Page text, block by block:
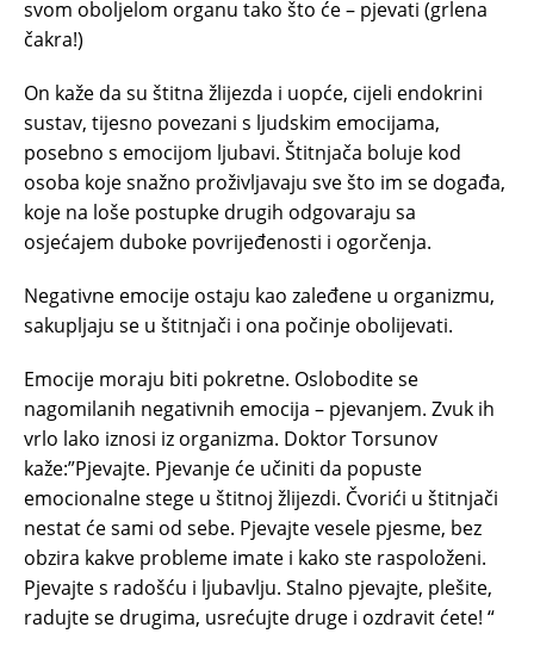
svom oboljelom organu tako što će – pjevati (grlena
čakra!)
On kaže da su štitna žlijezda i uopće, cijeli endokrini
sustav, tijesno povezani s ljudskim emocijama,
posebno s emocijom ljubavi. Štitnjača boluje kod
osoba koje snažno proživljavaju sve što im se događa,
koje na loše postupke drugih odgovaraju sa
osjećajem duboke povrijeđenosti i ogorčenja.
Negativne emocije ostaju kao zaleđene u organizmu,
sakupljaju se u štitnjači i ona počinje obolijevati.
Emocije moraju biti pokretne. Oslobodite se
nagomilanih negativnih emocija – pjevanjem. Zvuk ih
vrlo lako iznosi iz organizma. Doktor Torsunov
kaže:”Pjevajte. Pjevanje će učiniti da popuste
emocionalne stege u štitnoj žlijezdi. Čvorići u štitnjači
nestat će sami od sebe. Pjevajte vesele pjesme, bez
obzira kakve probleme imate i kako ste raspoloženi.
Pjevajte s radošću i ljubavlju. Stalno pjevajte, plešite,
radujte se drugima, usrećujte druge i ozdravit ćete! “